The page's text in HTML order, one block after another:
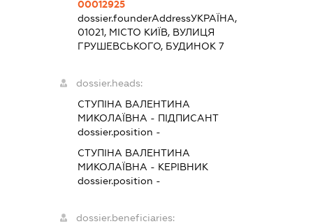
00012925
dossier.founderAddressУКРАЇНА,
01021, МІСТО КИЇВ, ВУЛИЦЯ
ГРУШЕВСЬКОГО, БУДИНОК 7
dossier.heads:
СТУПІНА ВАЛЕНТИНА
МИКОЛАЇВНА - ПІДПИСАНТ
dossier.position -
СТУПІНА ВАЛЕНТИНА
МИКОЛАЇВНА - КЕРІВНИК
dossier.position -
dossier.beneficiaries: